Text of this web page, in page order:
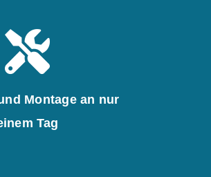
Montage an nur
Tag